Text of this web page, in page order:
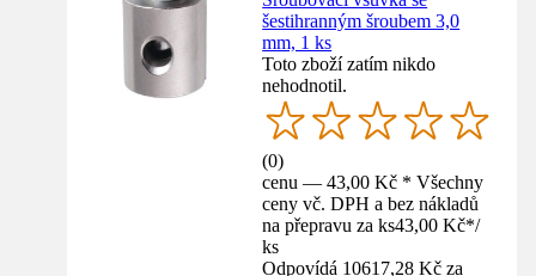
šestihranným šroubem 3,0
mm, 1 ks
Toto zboží zatím nikdo
nehodnotil.
(0)
cenu — 43,00 Kč * Všechny
ceny vč. DPH a bez nákladů
na přepravu za ks43,00 Kč*/
ks
Odpovídá 10617,28 Kč za